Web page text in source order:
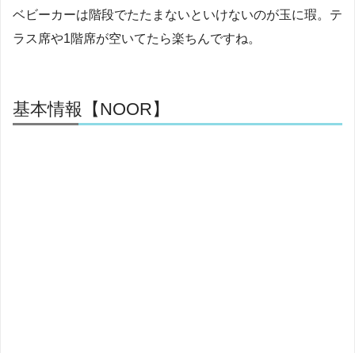
ベビーカーは階段でたたまないといけないのが玉に瑕。テ
ラス席や1階席が空いてたら楽ちんですね。
基本情報【NOOR】